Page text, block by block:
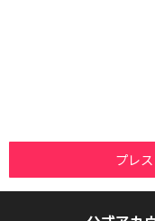
プレ